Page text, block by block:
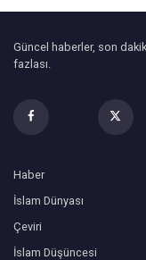
Güncel haberler, son
fazlası.
Haber
İslam Dünyası
Çeviri
İslam Düşüncesi